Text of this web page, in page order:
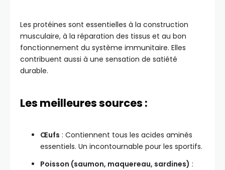
Les protéines sont essentielles à la construction
musculaire, à la réparation des tissus et au bon
fonctionnement du système immunitaire. Elles
contribuent aussi à une sensation de satiété
durable.
Les meilleures sources :
Œufs : Contiennent tous les acides aminés
essentiels. Un incontournable pour les sportifs.
Poisson (saumon, maquereau, sardines) :